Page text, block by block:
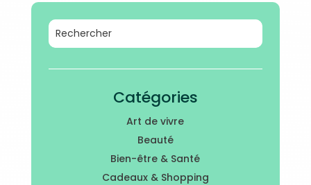
Catégories
Art de vivre
Beauté
Bien-être & Santé
Cadeaux & Shopping